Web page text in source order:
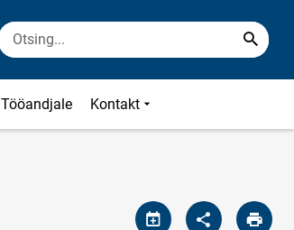
Tööandjale Kontakt